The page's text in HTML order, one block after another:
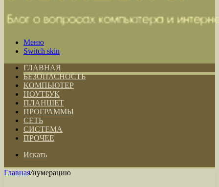
Меню
Switch skin
ГЛАВНАЯ
БЕЗОПАСНОСТЬ
КОМПЬЮТЕР
НОУТБУК
ПЛАНШЕТ
ПРОГРАММЫ
СЕТЬ
СИСТЕМА
ПРОЧЕЕ
Искать
Главная/нумерацию